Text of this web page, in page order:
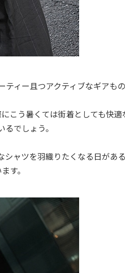
ィー且つアクティブなギアもの
こう暑くては街着としても快適
でしょう。
シャツを羽織りたくなる日があ
す。